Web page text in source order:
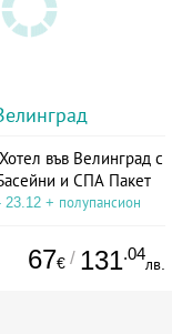
във Велинград с
и СПА Пакет
23.12 + полупансион
67€ / 131.04
лв.